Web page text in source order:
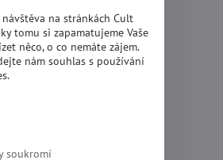
na stránkách Cult
tomu si zapamatujeme Vaše
něco, o co nemáte zájem.
nám souhlas s používání
soukromí